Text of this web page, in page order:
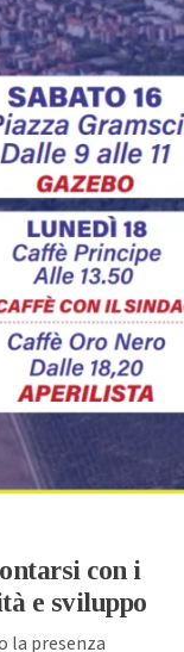
con i
e sviluppo
la presenza